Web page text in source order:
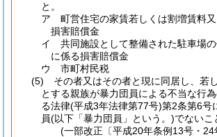
と。
ア
町営住宅の家賃若しくは割増賃料
損害賠償金
イ
共同施設として整備された駐車場
に係る損害賠償金
ウ
市町村民税
(5)
その者又はその者と現に同居し、若
とする親族が暴力団員による不当な行
る法律(平成3年法律第77号)第2条第6号
員(以下「暴力団員」という。)でないこ
(一部改正〔平成20年条例13号・